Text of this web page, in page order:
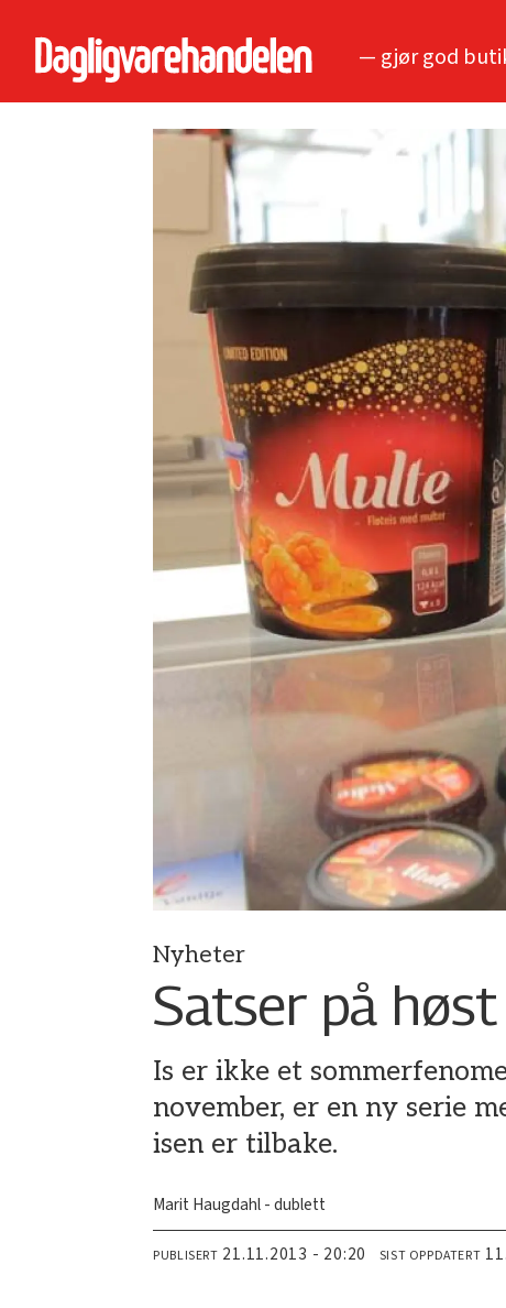
— gjør god
Nyheter
Satser på
Is er ikke et
november, er en ny serie
isen er tilbake.
Marit Haugdahl - dublett
PUBLISERT 21.11.2013 - 20:20 SIST OPPDATERT